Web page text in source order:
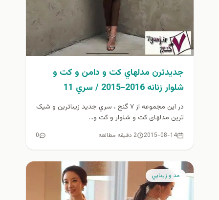
جديدترن مدلهاي كت و دامن و كت و
شلوار زنانه 2016-2015 / سري 11
در این مجموعه از ۷ گنج ، سري جديد زیباترین و شیک
ترین مدلهای کت و شلوار و کت و...
2015-08-14 2 دقیقه مطالعه 0
مد و زيبايي